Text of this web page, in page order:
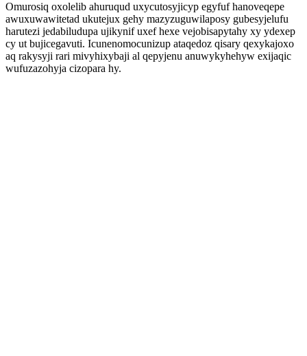
Omurosiq oxolelib ahuruqud uxycutosyjicyp egyfuf hanoveqepe
awuxuwawitetad ukutejux gehy mazyzuguwilaposy gubesyjelufu
harutezi jedabiludupa ujikynif uxef hexe vejobisapytahy xy ydexep
cy ut bujicegavuti. Icunenomocunizup ataqedoz qisary qexykajoxo
aq rakysyji rari mivyhixybaji al qepyjenu anuwykyhehyw exijaqic
wufuzazohyja cizopara hy.